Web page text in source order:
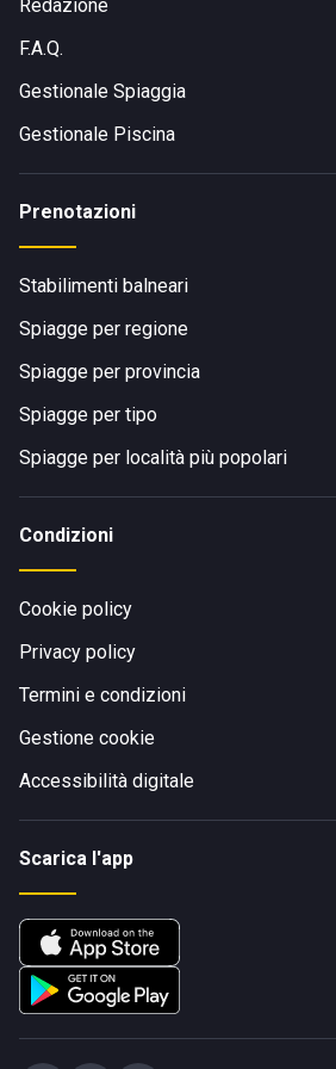
Redazione
F.A.Q.
Gestionale Spiaggia
Gestionale Piscina
Prenotazioni
Stabilimenti balneari
Spiagge per regione
Spiagge per provincia
Spiagge per tipo
Spiagge per località più popolari
Condizioni
Cookie policy
Privacy policy
Termini e condizioni
Gestione cookie
Accessibilità digitale
Scarica l'app